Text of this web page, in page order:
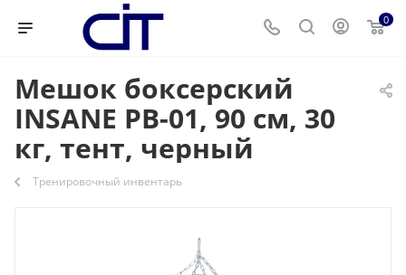
0
Мешок боксерский
INSANE PB-01, 90 см, 30
кг, тент, черный
Тренировочный инвентарь